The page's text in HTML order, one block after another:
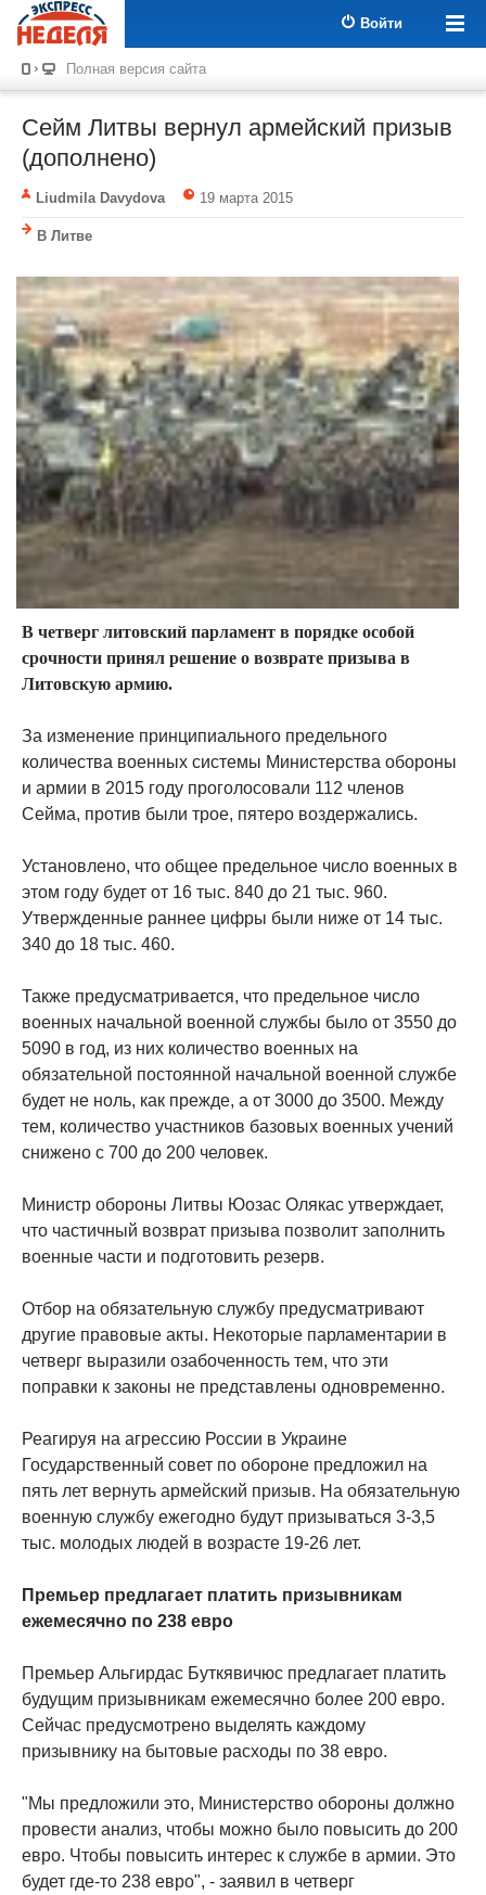
Войти
Полная версия сайта
Сейм Литвы вернул армейский призыв
(дополнено)
Liudmila Davydova 19 марта 2015
В Литве
В четверг литовский парламент в порядке особой
срочности принял решение о возврате призыва в
Литовскую армию.
За изменение принципиального предельного
количества военных системы Министерства обороны
и армии в 2015 году проголосовали 112 членов
Сейма, против были трое, пятеро воздержались.
Установлено, что общее предельное число военных в
этом году будет от 16 тыс. 840 до 21 тыс. 960.
Утвержденные раннее цифры были ниже от 14 тыс.
340 до 18 тыс. 460.
Также предусматривается, что предельное число
военных начальной военной службы было от 3550 до
5090 в год, из них количество военных на
обязательной постоянной начальной военной службе
будет не ноль, как прежде, а от 3000 до 3500. Между
тем, количество участников базовых военных учений
снижено с 700 до 200 человек.
Министр обороны Литвы Юозас Олякас утверждает,
что частичный возврат призыва позволит заполнить
военные части и подготовить резерв.
Отбор на обязательную службу предусматривают
другие правовые акты. Некоторые парламентарии в
четверг выразили озабоченность тем, что эти
поправки к законы не представлены одновременно.
Реагируя на агрессию России в Украине
Государственный совет по обороне предложил на
пять лет вернуть армейский призыв. На обязательную
военную службу ежегодно будут призываться 3-3,5
тыс. молодых людей в возрасте 19-26 лет.
Премьер предлагает платить призывникам
ежемесячно по 238 евро
Премьер Альгирдас Буткявичюс предлагает платить
будущим призывникам ежемесячно более 200 евро.
Сейчас предусмотрено выделять каждому
призывнику на бытовые расходы по 38 евро.
"Мы предложили это, Министерство обороны должно
провести анализ, чтобы можно было повысить до 200
евро. Чтобы повысить интерес к службе в армии. Это
будет где-то 238 евро", - заявил в четверг